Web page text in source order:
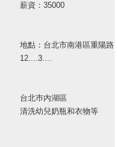
薪資：35000
地點：台北市南港區重陽路
12....3....
台北巿內湖區
清洗幼兒奶瓶和衣物等